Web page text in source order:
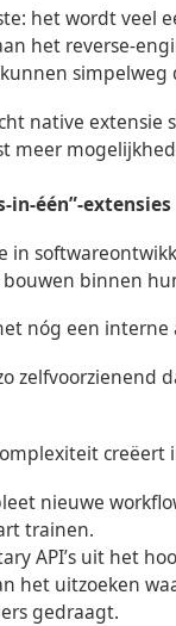
het wordt veel
het reverse-
native
meer
in-één”-extensies
in
binnen
nóg een interne
zelfvoorzienend
creëert
nieuwe
trainen.
API’s uit het
het uitzoeken
gedraagt.